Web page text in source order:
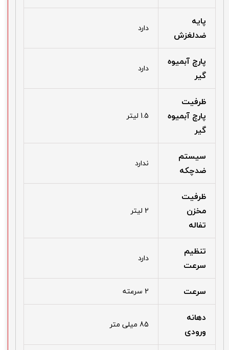
پایه
ضدلغزش
دارد
پارچ آبمیوه
گیر
دارد
ظرفیت
پارچ آبمیوه
گیر
1.5 لیتر
سیستم
ضدچکه
ندارد
ظرفیت
مخزن
تفاله
2 لیتر
تنظیم
سرعت
دارد
سرعت 2 سرعته
دهانه
ورودی
85 میلی متر